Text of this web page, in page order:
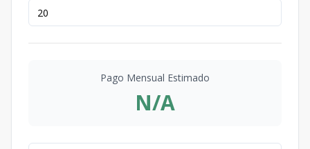
Pago Mensual Estimado
N/A